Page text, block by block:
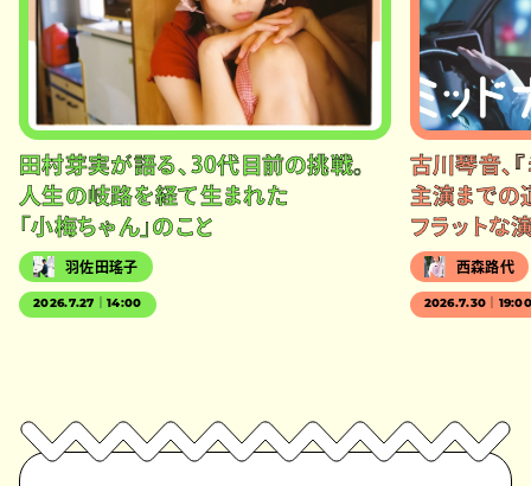
田村芽実が語る、30代目前の挑戦。
人生の岐路を経て生まれた
「小梅ちゃん」のこと
羽佐田瑤子
2026.7.27｜14:00
古川琴音、
主演までの
フラットな
西森路代
2026.7.30｜